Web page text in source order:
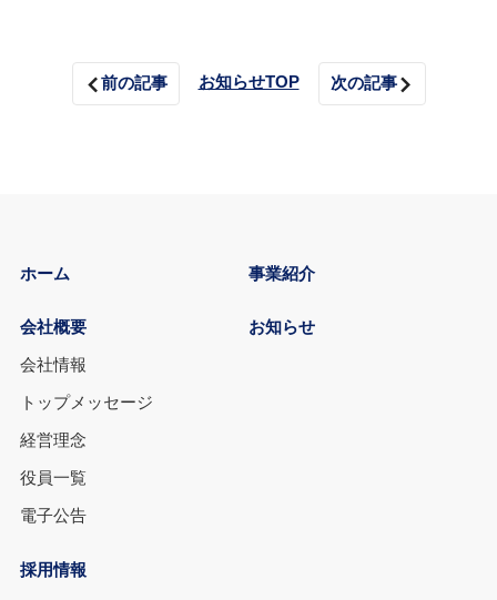
前の記事 お知らせTOP 次の記事
ホーム
会社概要
会社情報
トップメッセージ
経営理念
役員一覧
電子公告
事業紹介
お知らせ
採用情報